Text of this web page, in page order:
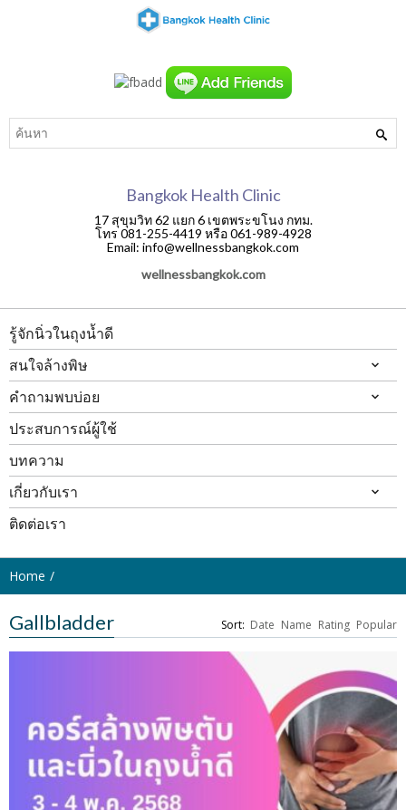
Bangkok Health Clinic
17 สุขุมวิท 62 แยก 6 เขตพระขโนง กทม.
โทร 081-255-4419 หรือ 061-989-4928
Email: info@wellnessbangkok.com
wellnessbangkok.com
รู้จักนิ่วในถุงน้ำดี
สนใจล้างพิษ
คำถามพบบ่อย
ประสบการณ์ผู้ใช้
บทความ
เกี่ยวกับเรา
ติดต่อเรา
Home
Gallbladder Sort: Date Name Rating Popular